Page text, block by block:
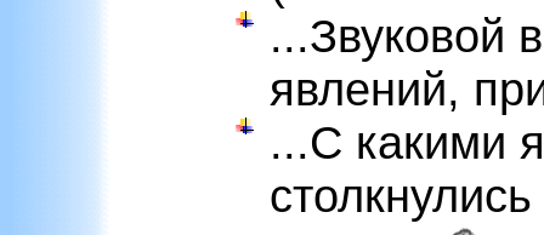
...Звуковой
явлений,
...C какими